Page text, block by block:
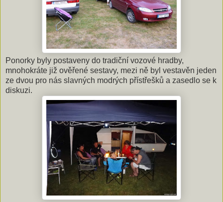
Ponorky byly postaveny do tradiční vozové hradby,
mnohokráte již ověřené sestavy, mezi ně byl vestavěn jeden
ze dvou pro nás slavných modrých přístřešků a zasedlo se k
diskuzi.